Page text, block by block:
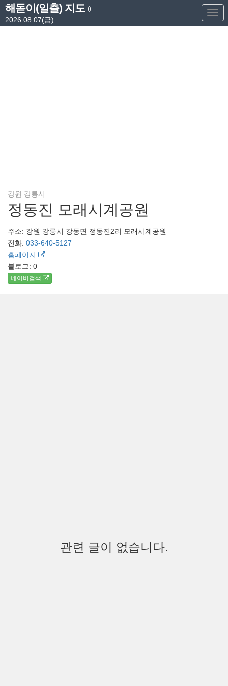
해돋이(일출) 지도 ()
2026.08.07(금)
강원 강릉시
정동진 모래시계공원
주소: 강원 강릉시 강동면 정동진2리 모래시계공원
전화: 033-640-5127
홈페이지
블로그: 0
네이버검색
관련 글이 없습니다.